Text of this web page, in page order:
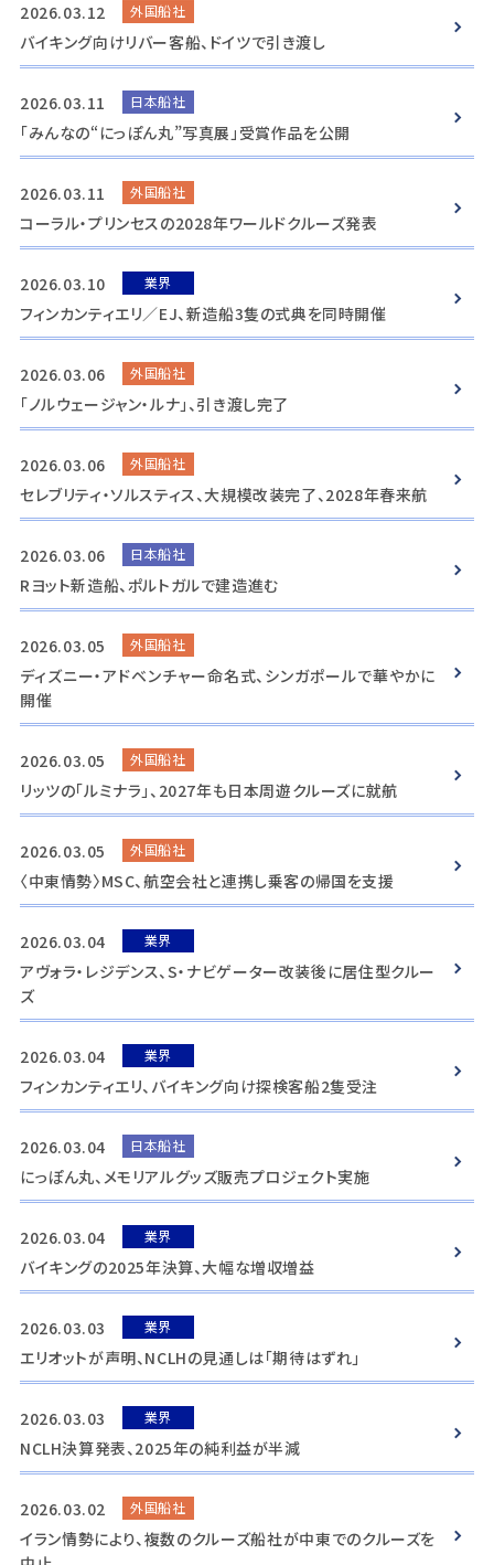
2026.03.12 外国船社
バイキング向けリバー客船、ドイツで引き渡し
2026.03.11 日本船社
「みんなの“にっぽん丸”写真展」受賞作品を公開
2026.03.11 外国船社
コーラル・プリンセスの2028年ワールドクルーズ発表
2026.03.10 業界
フィンカンティエリ／EJ、新造船3隻の式典を同時開催
2026.03.06 外国船社
「ノルウェージャン・ルナ」、引き渡し完了
2026.03.06 外国船社
セレブリティ・ソルスティス、大規模改装完了、2028年春来航
2026.03.06 日本船社
Rヨット新造船、ポルトガルで建造進む
2026.03.05 外国船社
ディズニー・アドベンチャー命名式、シンガポールで華やかに
開催
2026.03.05 外国船社
リッツの「ルミナラ」、2027年も日本周遊クルーズに就航
2026.03.05 外国船社
〈中東情勢〉MSC、航空会社と連携し乗客の帰国を支援
2026.03.04 業界
アヴォラ・レジデンス、S・ナビゲーター改装後に居住型クルー
ズ
2026.03.04 業界
フィンカンティエリ、バイキング向け探検客船2隻受注
2026.03.04 日本船社
にっぽん丸、メモリアルグッズ販売プロジェクト実施
2026.03.04 業界
バイキングの2025年決算、大幅な増収増益
2026.03.03 業界
エリオットが声明、NCLHの見通しは「期待はずれ」
2026.03.03 業界
NCLH決算発表、2025年の純利益が半減
2026.03.02 外国船社
イラン情勢により、複数のクルーズ船社が中東でのクルーズを